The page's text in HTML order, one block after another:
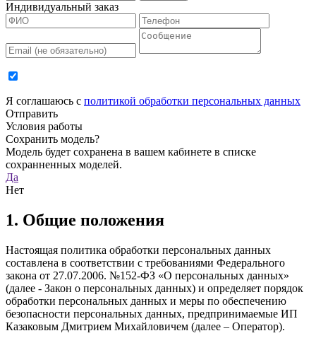
Индивидуальный заказ
Я соглашаюсь с политикой обработки персональных данных
Отправить
Условия работы
Сохранить модель?
Модель будет сохранена в вашем кабинете в списке
сохранненных моделей.
Да
Нет
1. Общие положения
Настоящая политика обработки персональных данных
составлена в соответствии с требованиями Федерального
закона от 27.07.2006. №152-ФЗ «О персональных данных»
(далее - Закон о персональных данных) и определяет порядок
обработки персональных данных и меры по обеспечению
безопасности персональных данных, предпринимаемые ИП
Казаковым Дмитрием Михайловичем (далее – Оператор).